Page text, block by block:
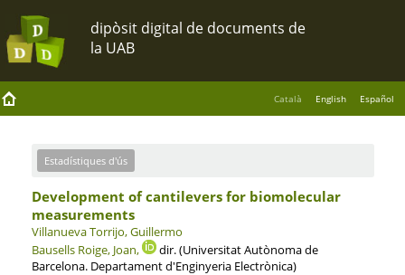
Català English Español
Estadístiques d'ús
Development of cantilevers for biomolecular
measurements
Villanueva Torrijo, Guillermo
Bausells Roige, Joan,
dir. (Universitat Autònoma de
Barcelona. Departament d'Enginyeria Electrònica)